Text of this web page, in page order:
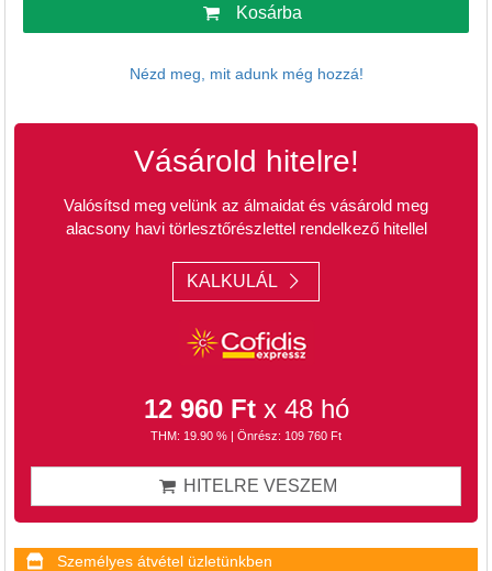
Kosárba
Nézd meg, mit adunk még hozzá!
Vásárold hitelre!
Valósítsd meg velünk az álmaidat és vásárold meg
alacsony havi törlesztőrészlettel rendelkező hitellel
KALKULÁL
12 960 Ftx 48 hó
THM: 19.90 % | Önrész: 109 760 Ft
HITELRE VESZEM
Személyes átvétel üzletünkben